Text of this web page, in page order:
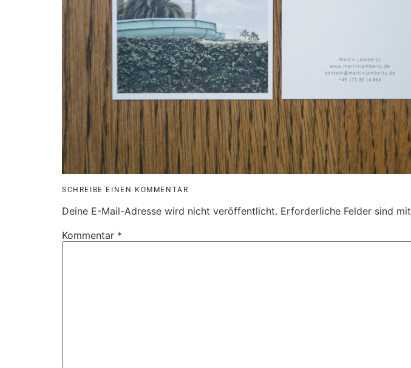
SCHREIBE EINEN KOMMENTAR
Deine E-Mail-Adresse wird nicht veröffentlicht. Erforderliche Felder sind mit
Kommentar *